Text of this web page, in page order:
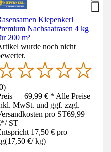
Kiepenkerl
Nachsaatrasen 4 kg
200 m²
wurde noch nicht
0)
— 69,99 € * Alle Preise
MwSt. und ggf. zzgl.
pro ST69,99
*/ ST
17,50 € pro
(17,50 €/ kg)